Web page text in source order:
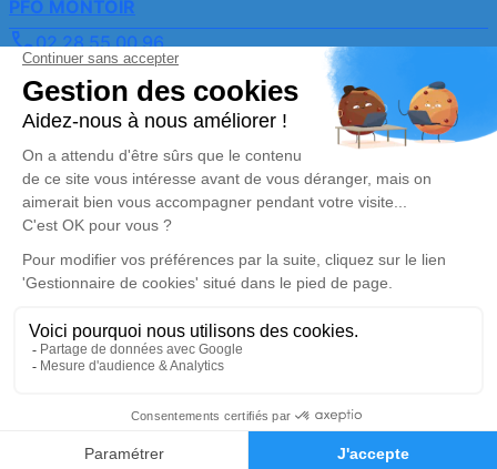
PFO MONTOIR
02 28 55 00 96
pfo-montoir@orange.fr
9 Rue Jules Verne – 44550 – Montoir-de-Bretagne
4.8/5 – 72 avis
Nos Services
Organiser des obsèques2
Monuments funéraires
Liens utiles
Avis de décès
Demande de rendez-vous
Nos réseaux sociaux
Politique de traitement des données personnelles
Politique d’utilisation des cookies
Zone d'intervention
Réalisation et référencement par